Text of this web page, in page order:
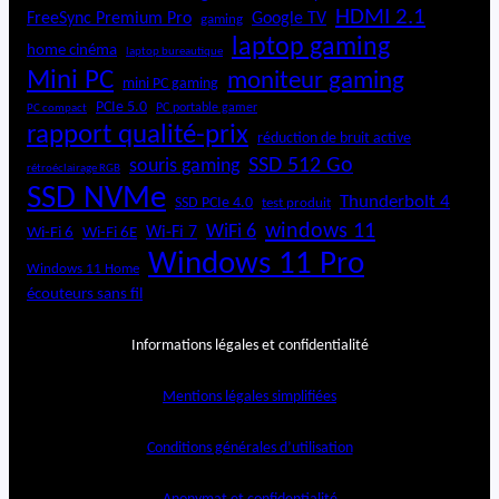
FreeSync Premium Pro
gaming Google TV HDMI 2.1
home cinéma laptop bureautique laptop gaming
Mini PC mini PC gaming moniteur gaming
PC compact PCIe 5.0 PC portable gamer
rapport qualité-prix réduction de bruit active
rétroéclairage RGB souris gaming SSD 512 Go
SSD NVMe SSD PCIe 4.0 test produit Thunderbolt 4
Wi-Fi 6 Wi-Fi 6E Wi-Fi 7 WiFi 6 windows 11
Windows 11 Home Windows 11 Pro
écouteurs sans fil
Informations légales et confidentialité
Mentions légales simplifiées
Conditions générales d’utilisation